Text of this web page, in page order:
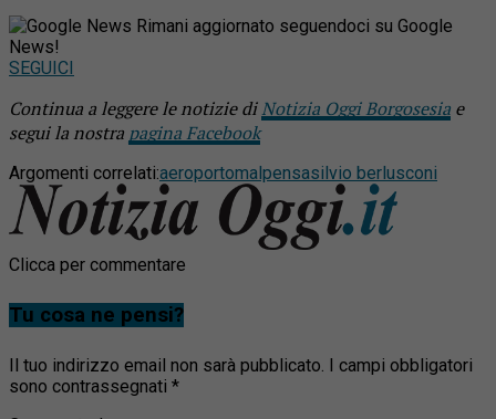
Rimani aggiornato seguendoci su Google
News!
SEGUICI
Continua a leggere le notizie diNotizia Oggi Borgosesia e
segui la nostra pagina Facebook
Argomenti correlati:aeroportomalpensasilvio berlusconi
Clicca per commentare
Tu cosa ne pensi?
Il tuo indirizzo email non sarà pubblicato.
I campi obbligatori
sono contrassegnati *